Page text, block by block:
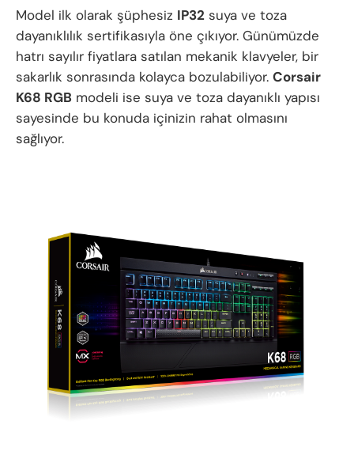
Model ilk olarak şüphesiz IP32 suya ve toza
dayanıklılık sertifikasıyla öne çıkıyor. Günümüzde
hatrı sayılır fiyatlara satılan mekanik klavyeler, bir
sakarlık sonrasında kolayca bozulabiliyor. Corsair
K68 RGB modeli ise suya ve toza dayanıklı yapısı
sayesinde bu konuda içinizin rahat olmasını
sağlıyor.